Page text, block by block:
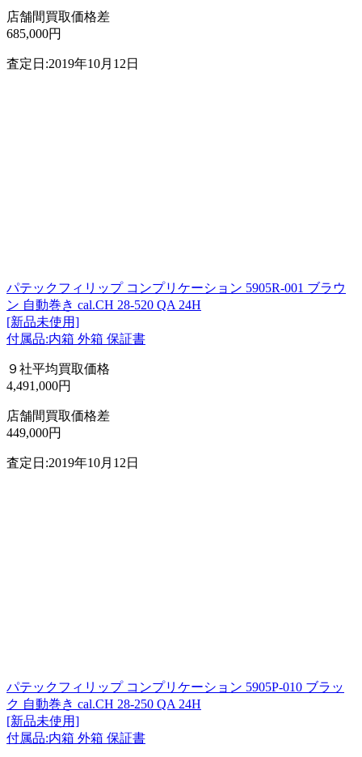
店舗間買取価格差
685,000円
査定日:2019年10月12日
パテックフィリップ コンプリケーション 5905R-001 ブラウ
ン 自動巻き cal.CH 28-520 QA 24H
[新品未使用]
付属品:内箱 外箱 保証書
９社平均買取価格
4,491,000円
店舗間買取価格差
449,000円
査定日:2019年10月12日
パテックフィリップ コンプリケーション 5905P-010 ブラッ
ク 自動巻き cal.CH 28-250 QA 24H
[新品未使用]
付属品:内箱 外箱 保証書